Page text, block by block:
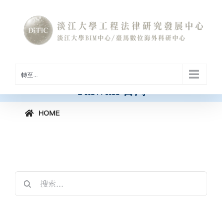
content
轉至...
[horizontal-scrolling group=”GROUP2″]
International Conference on
Construction Law and Digital
Technology
工程法律與數位科技國際研討會
Taiwan 台灣